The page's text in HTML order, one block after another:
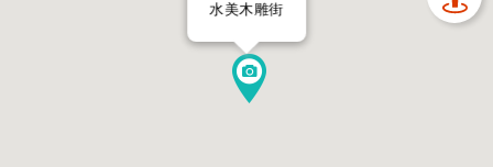
水美木雕街